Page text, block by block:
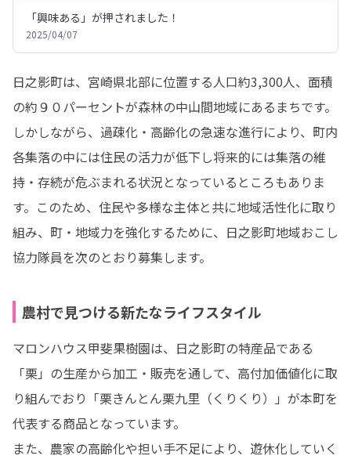
「興味ある」が押されました！
2025/04/07
日之影町は、宮崎県北部に位置する人口約3,300人、面積
の約９０パーセントが森林の中山間地域にあるまちです。
しかしながら、過疎化・高齢化の急速な進行により、町内
各集落の中には住民の活力が低下し将来的には集落の維
持・存続が危ぶまれる状況となっているところもありま
す。このため、住民や多様な主体と共に地域活性化に取り
組み、町・地域力を強化するために、日之影町地域おこし
協力隊員を次のとおり募集します。
農村で見つける新たなライフスタイル
マロンハウス甲斐果樹園は、日之影町の特産品である
「栗」の生産から加工・販売を通して、高付加価値化に取
り組んでおり「栗きんとん栗九里（くりくり）」が本町を
代表する商品となっています。
また、農家の高齢化や担い手不足により、遊休化していく